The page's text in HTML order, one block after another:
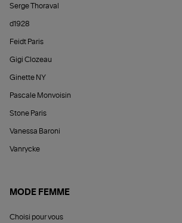
Serge Thoraval
d1928
Feidt Paris
Gigi Clozeau
Ginette NY
Pascale Monvoisin
Stone Paris
Vanessa Baroni
Vanrycke
MODE FEMME
Choisi pour vous